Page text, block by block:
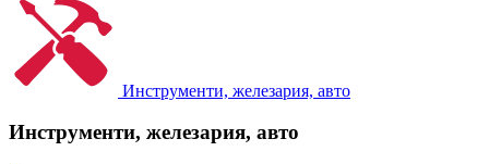
Инструменти, железария, авто
Инструменти, железария, авто